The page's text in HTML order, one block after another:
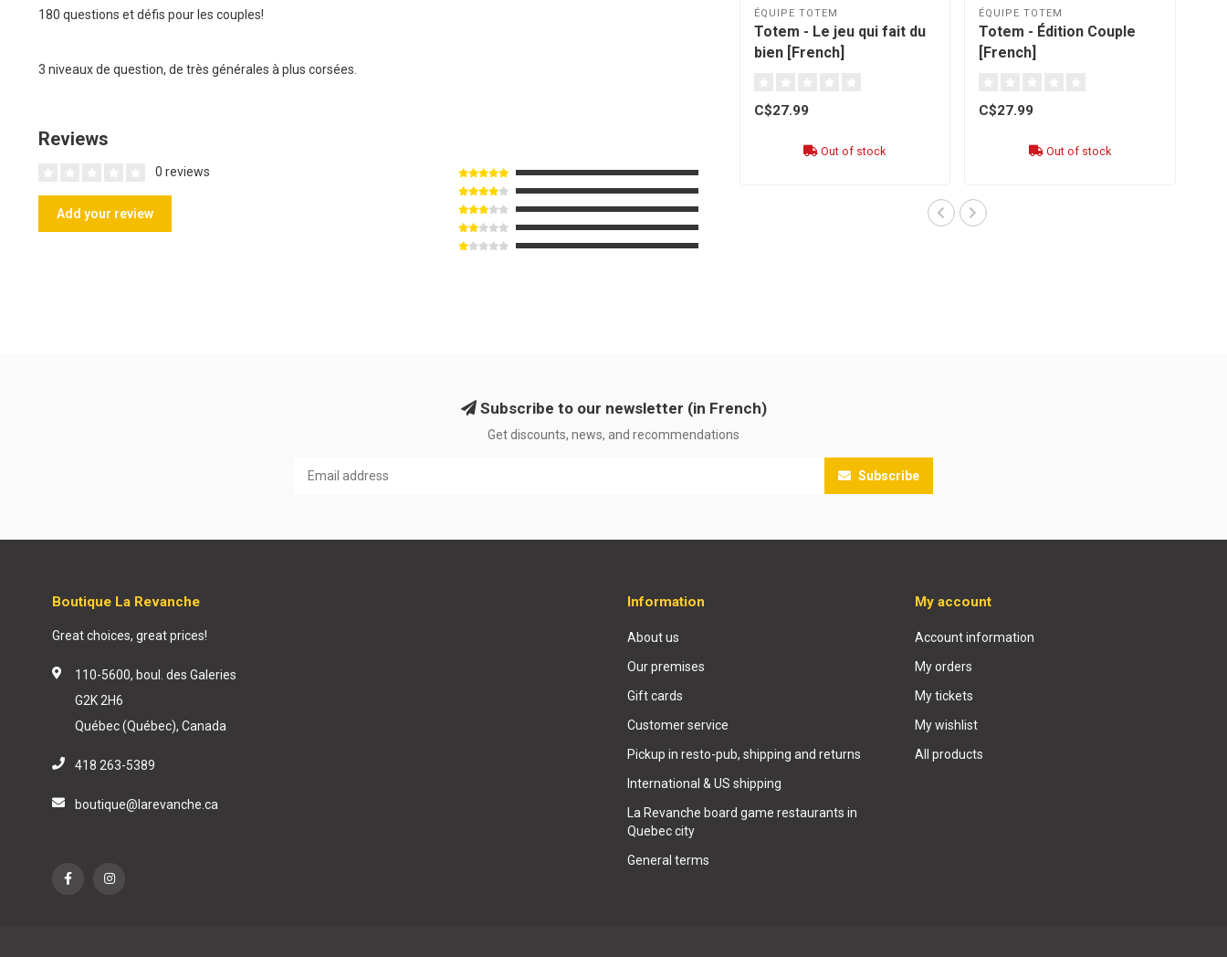
180 questions et défis pour les couples!
3 niveaux de question, de très générales à plus corsées.
Reviews
0 reviews
Add your review
ÉQUIPE TOTEM
Totem - Le jeu qui fait du
bien [French]
C$27.99
Out of stock
ÉQUIPE TOTEM
Totem - Édition Couple
[French]
C$27.99
Out of stock
Subscribe to our newsletter (in French)
Get discounts, news, and recommendations
Subscribe
Boutique La Revanche
Great choices, great prices!
110-5600, boul. des Galeries
G2K 2H6
Québec (Québec), Canada
418 263-5389
boutique@larevanche.ca
Information
About us
Our premises
Gift cards
Customer service
Pickup in resto-pub, shipping and returns
International & US shipping
La Revanche board game restaurants in
Quebec city
General terms
My account
Account information
My orders
My tickets
My wishlist
All products